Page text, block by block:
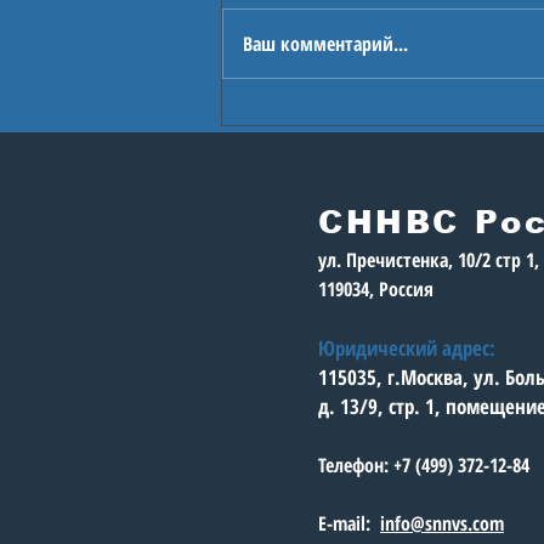
Игры будущего
Ваш комментарий...
СННВС
ул. Пречистенка, 10/2 стр
119034, Россия
Юридический адрес:
115035, г.Москва, ул.
д. 13/9, стр. 1,
Телефон: +7 (499) 372-12-84
E-mail: info@snnvs.com